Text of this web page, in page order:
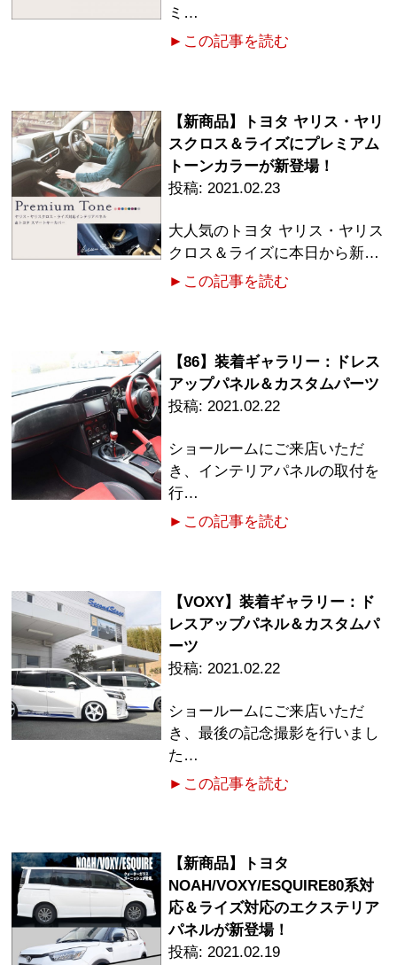
ミ…
►この記事を読む
【新商品】トヨタ ヤリス・ヤリ
スクロス＆ライズにプレミアム
トーンカラーが新登場！
2021.02.23
大人気のトヨタ ヤリス・ヤリス
クロス＆ライズに本日から新…
►この記事を読む
【86】装着ギャラリー：ドレス
アップパネル＆カスタムパーツ
2021.02.22
ショールームにご来店いただ
き、インテリアパネルの取付を
行…
►この記事を読む
【VOXY】装着ギャラリー：ド
レスアップパネル＆カスタムパ
ーツ
2021.02.22
ショールームにご来店いただ
き、最後の記念撮影を行いまし
た…
►この記事を読む
【新商品】トヨタ
NOAH/VOXY/ESQUIRE80系対
応＆ライズ対応のエクステリア
パネルが新登場！
2021.02.19